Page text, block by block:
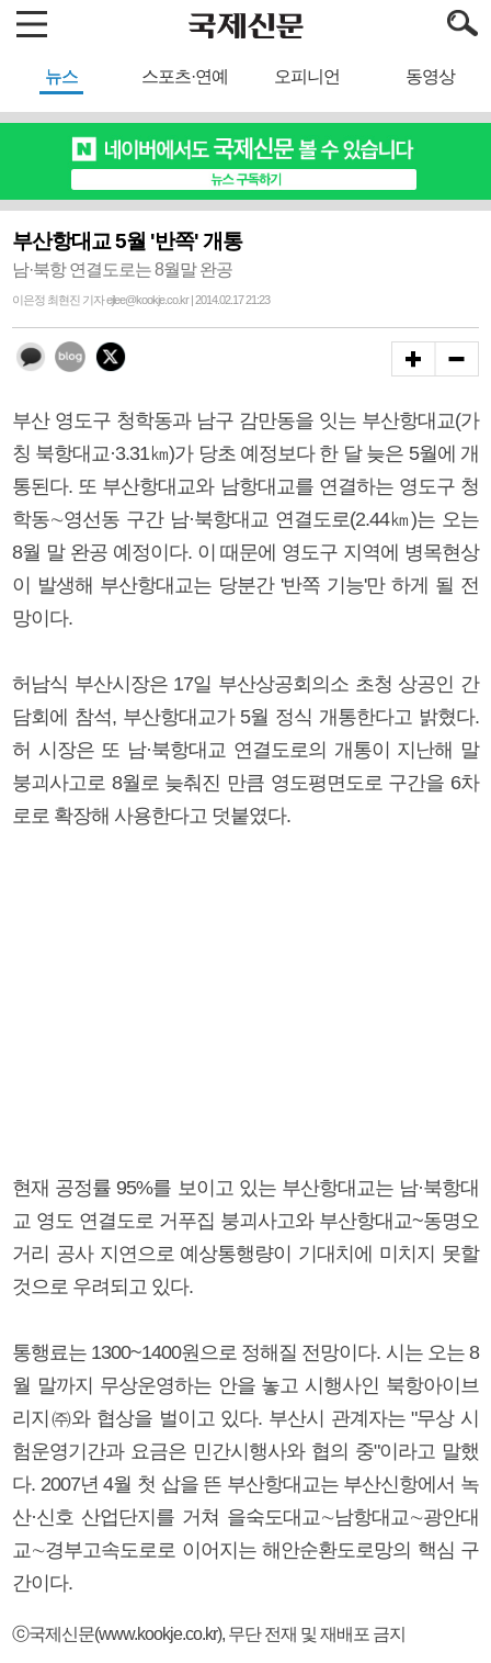
뉴스 스포츠·연예 오피니언 동영상
부산항대교 5월 '반쪽' 개통
남·북항 연결도로는 8월말 완공
이은정 최현진 기자 ejlee@kookje.co.kr | 2014.02.17 21:23
부산 영도구 청학동과 남구 감만동을 잇는 부산항대교(가
칭 북항대교·3.31㎞)가 당초 예정보다 한 달 늦은 5월에 개
통된다. 또 부산항대교와 남항대교를 연결하는 영도구 청
학동∼영선동 구간 남·북항대교 연결도로(2.44㎞)는 오는
8월 말 완공 예정이다. 이 때문에 영도구 지역에 병목현상
이 발생해 부산항대교는 당분간 '반쪽 기능'만 하게 될 전
망이다.
허남식 부산시장은 17일 부산상공회의소 초청 상공인 간
담회에 참석, 부산항대교가 5월 정식 개통한다고 밝혔다.
허 시장은 또 남·북항대교 연결도로의 개통이 지난해 말
붕괴사고로 8월로 늦춰진 만큼 영도평면도로 구간을 6차
로로 확장해 사용한다고 덧붙였다.
현재 공정률 95%를 보이고 있는 부산항대교는 남·북항대
교 영도 연결도로 거푸집 붕괴사고와 부산항대교~동명오
거리 공사 지연으로 예상통행량이 기대치에 미치지 못할
것으로 우려되고 있다.
통행료는 1300~1400원으로 정해질 전망이다. 시는 오는 8
월 말까지 무상운영하는 안을 놓고 시행사인 북항아이브
리지㈜와 협상을 벌이고 있다. 부산시 관계자는 "무상 시
험운영기간과 요금은 민간시행사와 협의 중"이라고 말했
다. 2007년 4월 첫 삽을 뜬 부산항대교는 부산신항에서 녹
산·신호 산업단지를 거쳐 을숙도대교∼남항대교∼광안대
교∼경부고속도로로 이어지는 해안순환도로망의 핵심 구
간이다.
ⓒ국제신문(www.kookje.co.kr), 무단 전재 및 재배포 금지